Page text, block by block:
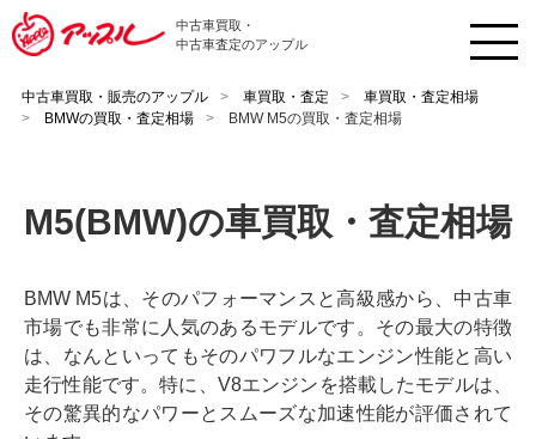
中古車買取・
中古車査定のアップル
中古車買取・販売のアップル 車買取・査定
車買取・査定相場
BMWの買取・査定相場
BMW M5の買取・査定相場
M5(BMW)の車買取・査定相場
BMW M5は、そのパフォーマンスと高級感から、中古車
市場でも非常に人気のあるモデルです。その最大の特徴
は、なんといってもそのパワフルなエンジン性能と高い
走行性能です。特に、V8エンジンを搭載したモデルは、
その驚異的なパワーとスムーズな加速性能が評価されて